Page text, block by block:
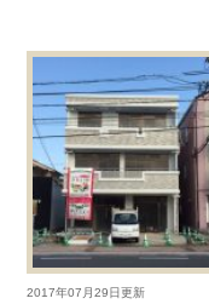
2017年07月29日更新